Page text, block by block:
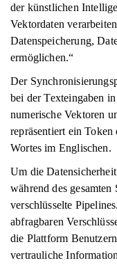
der künstlichen
Vektordaten
Datenspeicherung,
ermöglichen.“
Der
bei der Texteingaben
numerische Vektoren
repräsentiert ein
Wortes im Englischen.
Um die
während des gesamten
verschlüsselte
abfragbaren
die Plattform
vertrauliche